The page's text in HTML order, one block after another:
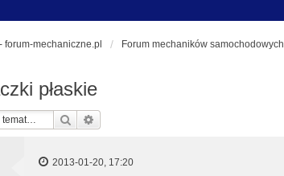
forum-mechaniczne.pl Forum mechaników samochodowych
płaskie
Szukaj
2013-01-20, 17:20